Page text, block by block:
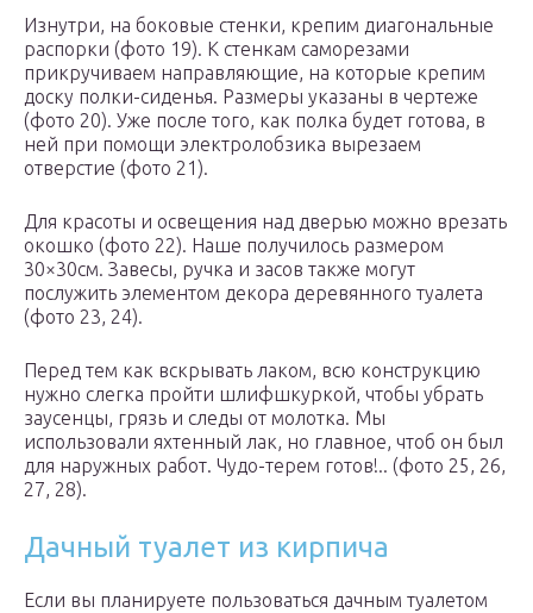
Изнутри, на боковые стенки, крепим диагональные
распорки (фото 19). К стенкам саморезами
прикручиваем направляющие, на которые крепим
доску полки-сиденья. Размеры указаны в чертеже
(фото 20). Уже после того, как полка будет готова, в
ней при помощи электролобзика вырезаем
отверстие (фото 21).
Для красоты и освещения над дверью можно врезать
окошко (фото 22). Наше получилось размером
30×30см. Завесы, ручка и засов также могут
послужить элементом декора деревянного туалета
(фото 23, 24).
Перед тем как вскрывать лаком, всю конструкцию
нужно слегка пройти шлифшкуркой, чтобы убрать
заусенцы, грязь и следы от молотка. Мы
использовали яхтенный лак, но главное, чтоб он был
для наружных работ. Чудо-терем готов!.. (фото 25, 26,
27, 28).
Дачный туалет из кирпича
Если вы планируете пользоваться дачным туалетом